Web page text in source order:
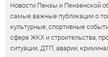
Новости Пензы и Пензенской
самые важные публикации о
культурные, спортивные
сфере ЖКХ и строительства,
ситуации, ДТП, аварии,